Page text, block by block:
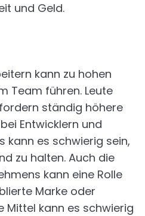
und Geld.
kann zu hohen
Team führen. Leute
ständig höhere
Entwicklern und
kann es schwierig sein,
zu halten. Auch die
kann eine Rolle
Marke oder
Mittel kann es schwierig